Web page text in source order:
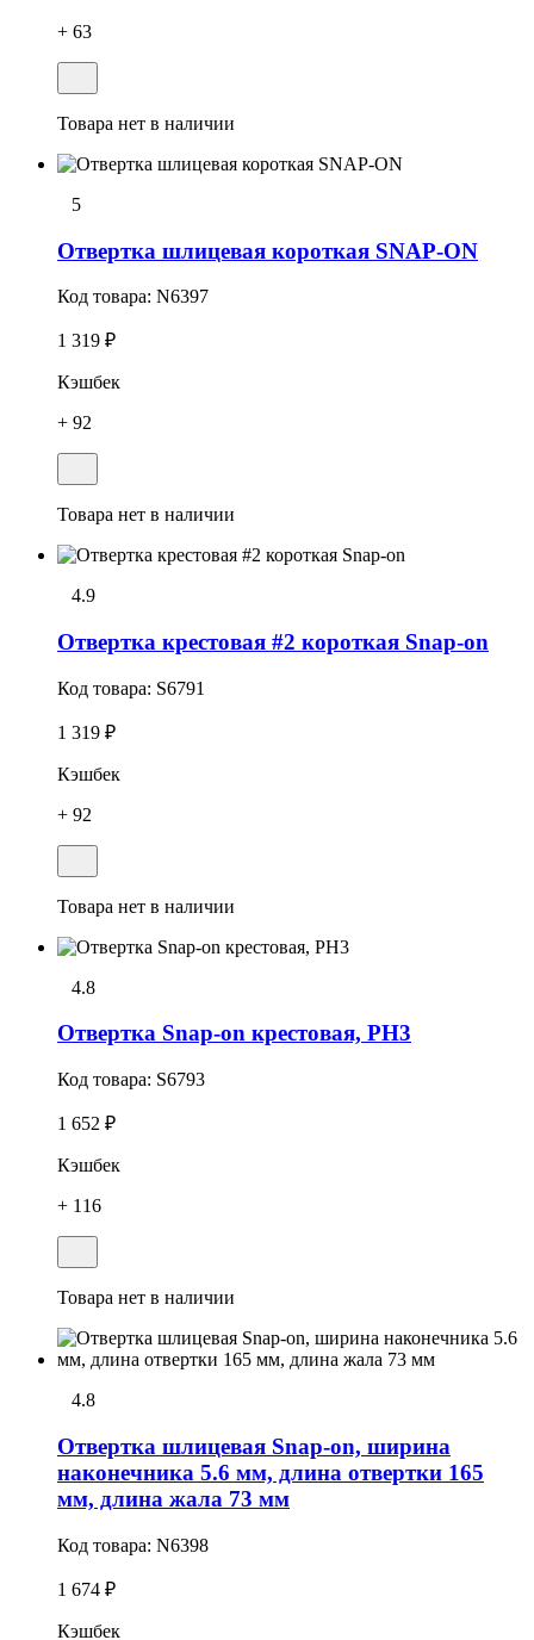
+ 63
Товара нет в наличии
5
Отвеpтка шлицевая короткая SNAP-ON
Код товара: N6397
1 319 ₽
Кэшбек
+ 92
Товара нет в наличии
4.9
Отвеpтка кpестовая #2 короткая Snap-on
Код товара: S6791
1 319 ₽
Кэшбек
+ 92
Товара нет в наличии
4.8
Отвертка Snap-on крестовая, PH3
Код товара: S6793
1 652 ₽
Кэшбек
+ 116
Товара нет в наличии
4.8
Отвеpтка шлицевая Snap-on, ширина
наконечника 5.6 мм, длина отвертки 165
мм, длина жала 73 мм
Код товара: N6398
1 674 ₽
Кэшбек